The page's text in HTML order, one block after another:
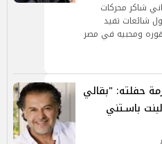
شاكر محركات
شائعات تفيد
ومحبيه في مصر
حفلته: "بقالي
باسـتني